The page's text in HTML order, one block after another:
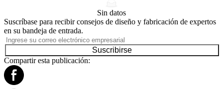
Sin datos
Suscríbase para recibir consejos de diseño y fabricación de expertos
en su bandeja de entrada.
Suscribirse
Compartir esta publicación: